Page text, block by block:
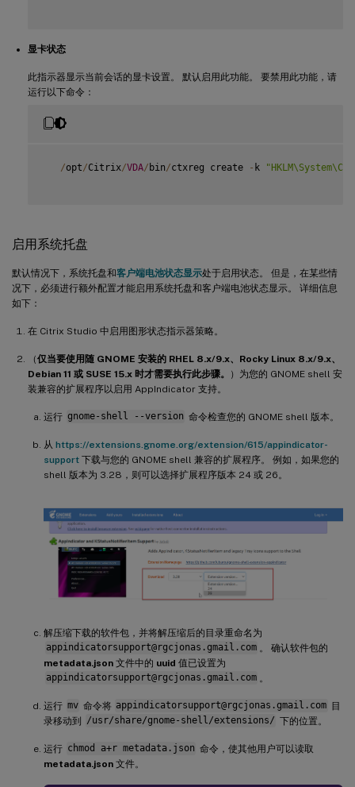
显卡状态
此指示器显示当前会话的显卡设置。 默认启用此功能。 要禁用此功能，请
运行以下命令：
/opt/Citrix/VDA/ bin/ctxreg create - k
启用系统托盘
默认情况下，系统托盘和客户端电池状态显示处于启用状态。 但是，在某些情
况下，必须进行额外配置才能启用系统托盘和客户端电池状态显示。 详细信息
如下：
在 Citrix Studio 中启用图形状态指示器策略。
（仅当要使用随 GNOME 安装的 RHEL 8.x/9.x、Rocky Linux 8.x/9.x、
Debian 11 或 SUSE 15.x 时才需要执行此步骤。
）为您的 GNOME shell 安
装兼容的扩展程序以启用 AppIndicator 支持。
运行 gnome-shell --version 命令检查您的 GNOME shell 版本。
从 https://extensions.gnome.org/extension/615/appindicator-
support 下载与您的 GNOME shell 兼容的扩展程序。 例如，如果您的
shell 版本为 3.28，则可以选择扩展程序版本 24 或 26。
解压缩下载的软件包，并将解压缩后的目录重命名为
appindicatorsupport@rgcjonas.gmail.com 。 确认软件包的
metadata.json 文件中的 uuid 值已设置为
appindicatorsupport@rgcjonas.gmail.com 。
运行 mv 命令将 appindicatorsupport@rgcjonas.gmail.com 目
录移动到 /usr/share/gnome-shell/extensions/ 下的位置。
运行 chmod a+r metadata.json 命令，使其他用户可以读取
metadata.json 文件。